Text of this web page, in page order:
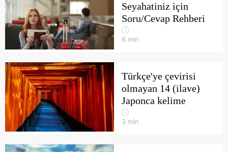
Seyahatiniz için
Soru/Cevap Rehberi
6 min
Türkçe'ye çevirisi
olmayan 14 (ilave)
Japonca kelime
3 min